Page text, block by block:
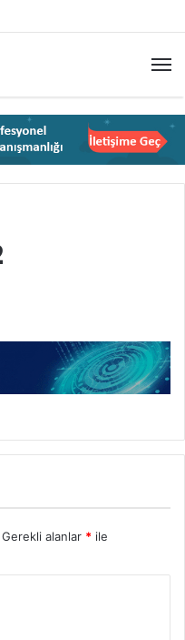
Gerekli alanlar * ile